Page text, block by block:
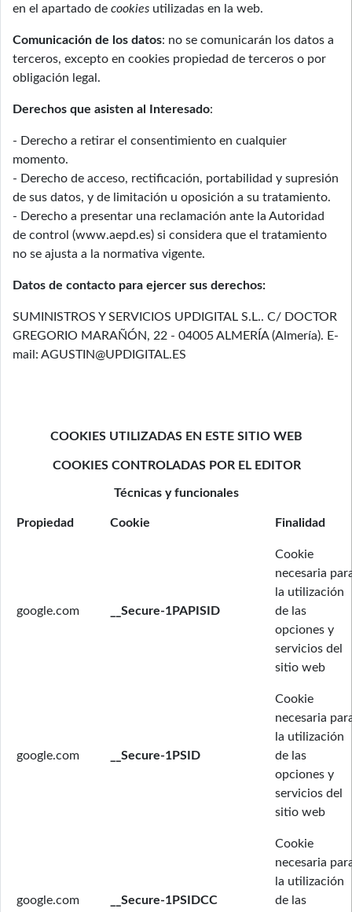
en el apartado de cookies utilizadas en la web.
Comunicación de los datos: no se comunicarán los datos a
terceros, excepto en cookies propiedad de terceros o por
obligación legal.
Derechos que asisten al Interesado:
- Derecho a retirar el consentimiento en cualquier
momento.
- Derecho de acceso, rectificación, portabilidad y supresión
de sus datos, y de limitación u oposición a su tratamiento.
- Derecho a presentar una reclamación ante la Autoridad
de control (www.aepd.es) si considera que el tratamiento
no se ajusta a la normativa vigente.
Datos de contacto para ejercer sus derechos:
SUMINISTROS Y SERVICIOS UPDIGITAL S.L.. C/ DOCTOR
GREGORIO MARAÑÓN, 22 - 04005 ALMERÍA (Almería). E-
mail: AGUSTIN@UPDIGITAL.ES
COOKIES UTILIZADAS EN ESTE SITIO WEB
COOKIES CONTROLADAS POR EL EDITOR
Técnicas y funcionales
Propiedad Cookie Finalidad
google.com __Secure-1PAPISID
Cookie
necesaria
la utilización
de las
opciones y
servicios del
sitio web
google.com __Secure-1PSID
Cookie
necesaria
la utilización
de las
opciones y
servicios del
sitio web
google.com __Secure-1PSIDCC
Cookie
necesaria
la utilización
de las